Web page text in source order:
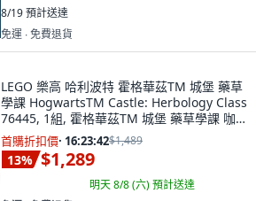
8/19預計送達
免運 ∙ 免費退貨
LEGO 樂高 哈利波特 霍格華茲TM 城堡 藥草
學課 HogwartsTM Castle: Herbology Class
76445, 1組, 霍格華茲TM 城堡 藥草學課 咖
啡色 + 綠色
首購折扣價· 16:23:41$1,489
13% $1,289
明天 8/8 (六)預計送達